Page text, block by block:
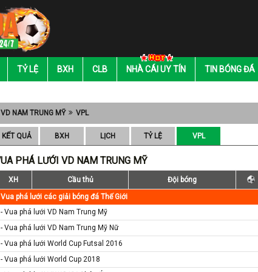
TỶ LỆ BXH CLB NHÀ CÁI UY TÍN TIN BÓNG ĐÁ
VD NAM TRUNG MỸ VPL
KẾT QUẢ BXH LỊCH TỶ LỆ VPL
PHÁ LƯỚI VD NAM TRUNG MỸ
XH Cầu thủ Đội bóng
Vua phá lưới các giải bóng đá Thế Giới
- Vua phá lưới VD Nam Trung Mỹ
- Vua phá lưới VD Nam Trung Mỹ Nữ
- Vua phá lưới World Cup Futsal 2016
- Vua phá lưới World Cup 2018